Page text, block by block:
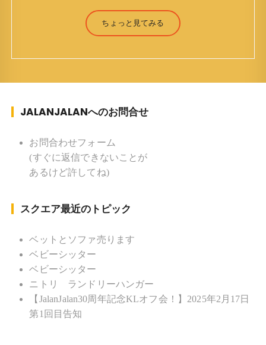
（Jun Yamamori） 生年月日 ：1959年7月4日(61
才) 生まれ ：香港(3才まで) 育
ク ソフトボール
督 BKKソフトボール「おぼんこ
ぼん 」監督 マレーシア歴：1991年から31年目 タ
イ歴 ：2001年から21年目
ちょっと見てみる
JALANJALANへのお問合せ
お問合わせフォーム
(すぐに返信できないことが
あるけど許してね)
スクエア最近のトピック
ベットとソファ売ります
ベビーシッター
ベビーシッター
ニトリ ランドリーハンガー
【JalanJalan30周年記念KLオフ会！】2025年2月17日
第1回目告知